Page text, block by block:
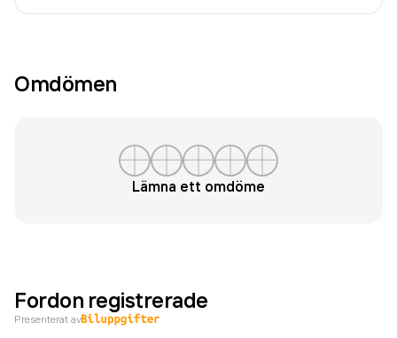
Omdömen
Lämna ett omdöme
Fordon registrerade
Presenterat av